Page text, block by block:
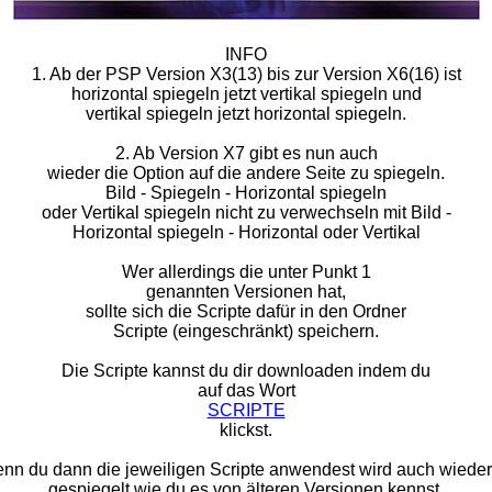
INFO
1. Ab der PSP Version X3(13) bis zur Version X6(16) ist
horizontal spiegeln jetzt vertikal spiegeln und
vertikal spiegeln jetzt horizontal spiegeln.
2. Ab Version X7 gibt es nun auch
wieder die Option auf die andere Seite zu spiegeln.
Bild - Spiegeln - Horizontal spiegeln
oder Vertikal spiegeln nicht zu verwechseln mit Bild -
Horizontal spiegeln - Horizontal oder Vertikal
Wer allerdings die unter Punkt 1
genannten Versionen hat,
sollte sich die Scripte dafür in den Ordner
Scripte (eingeschränkt) speichern.
Die Scripte kannst du dir downloaden indem du
auf das Wort
SCRIPTE
klickst.
du dann die jeweiligen Scripte anwendest wird auch